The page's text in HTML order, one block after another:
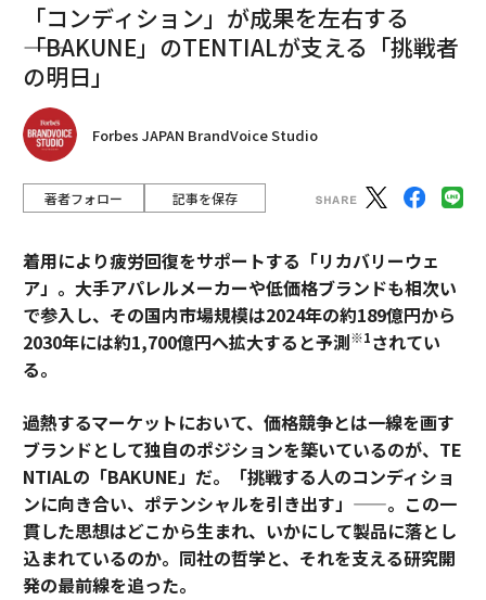
「コンディション」が成果を左右する
――「BAKUNE」のTENTIALが支える「挑戦者
の明日」
Forbes JAPAN BrandVoice Studio
著者フォロー 記事を保存
着用により疲労回復をサポートする「リカバリーウェ
ア」。大手アパレルメーカーや低価格ブランドも相次い
で参入し、その国内市場規模は2024年の約189億円から
2030年には約1,700億円へ拡大すると予測※1されてい
る。
過熱するマーケットにおいて、価格競争とは一線を画す
ブランドとして独自のポジションを築いているのが、TE
NTIALの「BAKUNE」だ。「挑戦する人のコンディショ
ンに向き合い、ポテンシャルを引き出す」——。この一
貫した思想はどこから生まれ、いかにして製品に落とし
込まれているのか。同社の哲学と、それを支える研究開
発の最前線を追った。